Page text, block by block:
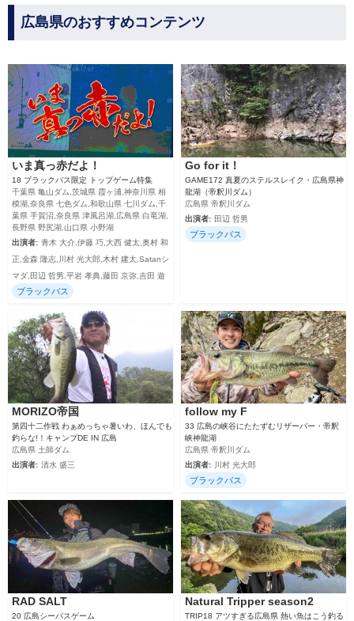
広島県のおすすめコンテンツ
いま真っ赤だよ！
18 ブラックバス限定 トップゲーム特集
千葉県 亀山ダム,茨城県 霞ヶ浦,神奈川県 相
模湖,奈良県 七色ダム,和歌山県 七川ダム,千
葉県 手賀沼,奈良県 津風呂湖,広島県 白竜湖,
長野県 野尻湖,山口県 小野湖
出演者: 青木 大介,伊藤 巧,大西 健太,奥村 和
正,金森 隆志,川村 光大郎,木村 建太,Satanシ
マダ,田辺 哲男,平岩 孝典,藤田 京弥,吉田 遊
ブラックバス
Go for it！
GAME172 真夏のステルスレイク・広島県神
龍湖（帝釈川ダム）
広島県 帝釈川ダム
出演者: 田辺 哲男
ブラックバス
MORIZO帝国
第四十二作戦 わぁめっちゃ暑いわ、ほんでも
釣らな!！キャンプDE IN 広島
広島県 土師ダム
出演者: 清水 盛三
follow my F
33 広島の峡谷にたたずむリザーバー・帝釈
峡神龍湖
広島県 帝釈川ダム
出演者:
川村 光大郎
ブラックバス
RAD SALT
20 広島シーバスゲーム
Natural Tripper season2
TRIP18 アツすぎる広島県 熱い魚はこう釣る